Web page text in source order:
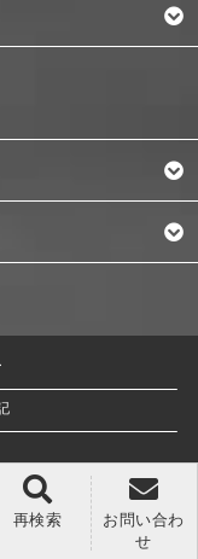
再検索
お問い合わ
せ
Reserved.